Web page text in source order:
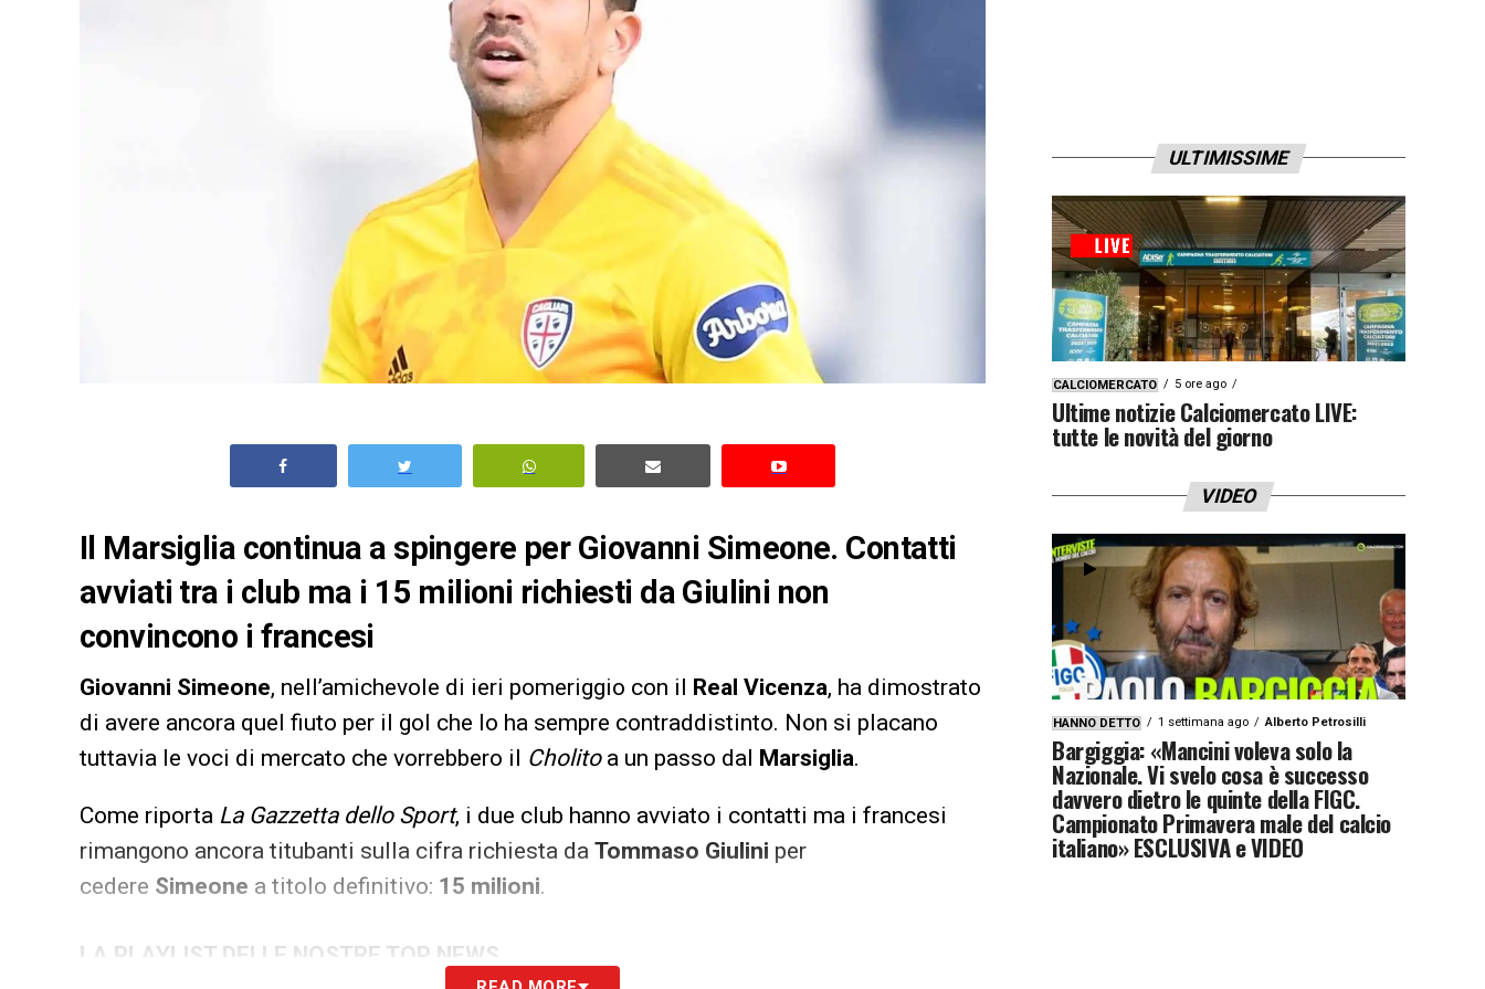
Il Marsiglia continua a spingere per Giovanni Simeone. Contatti
avviati tra i club ma i 15 milioni richiesti da Giulini non
convincono i francesi
Giovanni Simeone, nell’amichevole di ieri pomeriggio con il Real Vicenza, ha dimostrato
di avere ancora quel fiuto per il gol che lo ha sempre contraddistinto. Non si placano
tuttavia le voci di mercato che vorrebbero il Cholitoa un passo dal Marsiglia.
Come riporta La Gazzetta dello Sport, i due club hanno avviato i contatti ma i francesi
rimangono ancora titubanti sulla cifra richiesta da Tommaso Giulini per
cedere Simeone a titolo definitivo: 15 milioni.
LA PLAYLIST DELLE NOSTRE TOP NEWS
ULTIMISSIME
CALCIOMERCATO 5 ore ago
Ultime notizie Calciomercato LIVE:
tutte le novità del giorno
VIDEO
HANNO DETTO 1 settimana ago Alberto Petrosilli
Bargiggia: «Mancini voleva solo la
Nazionale. Vi svelo cosa è successo
davvero dietro le quinte della FIGC.
Campionato Primavera male del calcio
italiano» ESCLUSIVA e VIDEO